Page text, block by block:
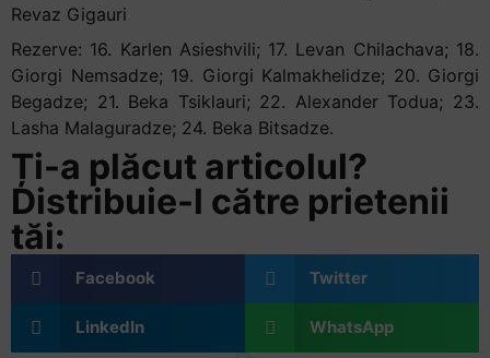
Revaz Gigauri
Rezerve: 16. Karlen Asieshvili; 17. Levan Chilachava; 18.
Giorgi Nemsadze; 19. Giorgi Kalmakhelidze; 20. Giorgi
Begadze; 21. Beka Tsiklauri; 22. Alexander Todua; 23.
Lasha Malaguradze; 24. Beka Bitsadze.
Ți-a plăcut articolul?
Distribuie-l către prietenii
tăi:
Facebook Twitter
LinkedIn WhatsApp